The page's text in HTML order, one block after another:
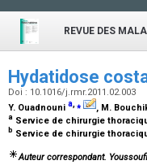
REVUE DES
Hydatidose
Doi : 10.1016/j.rmr.2011.02.003
Y. Ouadnouni a,⁎ , M.
a Service de chirurgie
b Service de chirurgie
Auteur correspondant.